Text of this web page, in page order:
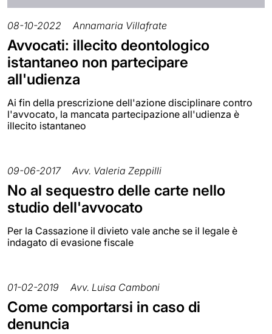
08-10-2022 Annamaria Villafrate
Avvocati: illecito deontologico
istantaneo non partecipare
all'udienza
Ai fin della prescrizione dell'azione disciplinare contro
l'avvocato, la mancata partecipazione all'udienza è
illecito istantaneo
09-06-2017 Avv. Valeria Zeppilli
No al sequestro delle carte nello
studio dell'avvocato
Per la Cassazione il divieto vale anche se il legale è
indagato di evasione fiscale
01-02-2019 Avv. Luisa Camboni
Come comportarsi in caso di
denuncia